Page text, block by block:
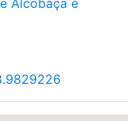
Alcobaça e